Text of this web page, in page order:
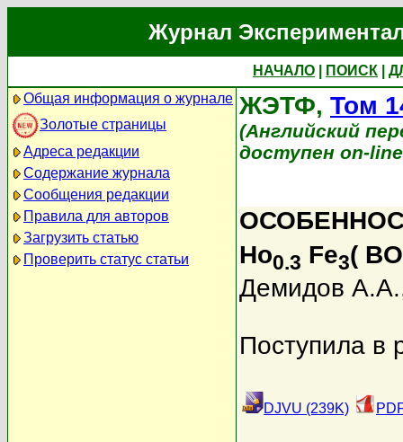
Журнал
НАЧАЛО ПОИСК
Общая информация о журнале
Золотые страницы
Адреса редакции
Содержание журнала
Сообщения редакции
Правила для авторов
Загрузить статью
Проверить статус статьи
ЖЭТФ, Том
(Английский
доступен on-
Ho0.3 Fe3( BO
Демидов А.А.
Поступила в
DJVU (239K)